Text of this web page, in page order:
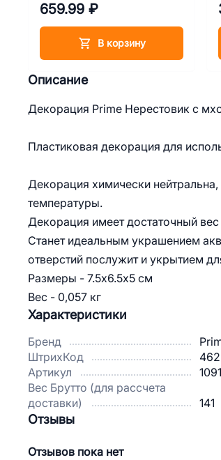
Описание
Декорация Prime Нерестовик с
Пластиковая декорация для
Декорация химически
температуры.
Декорация имеет достаточный вес
Станет идеальным украшением
отверстий послужит и укрытием
Размеры - 7.5х6.5х5 см
Вес - 0,057 кг
659.99 ₽
В корзину
Характеристики
Бренд
ШтрихКод
Артикул
Вес Брутто (для рассчета
доставки)
141
Отзывы
Отзывов пока нет